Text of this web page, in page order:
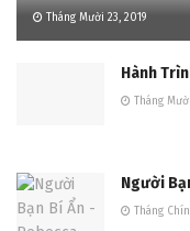
Tháng Mười 23, 2019
Hành
Tháng
Người
Tháng